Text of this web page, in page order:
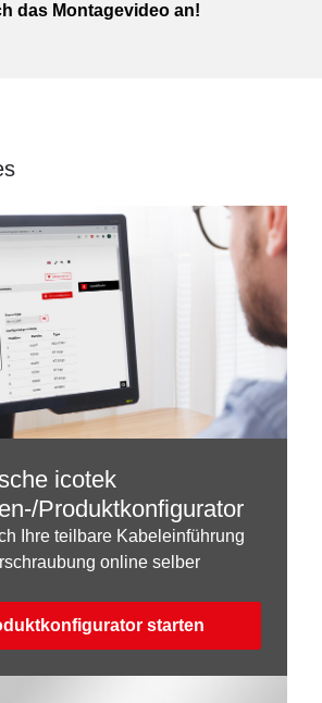
das Montagevideo an!
icotek
Produktkonfigurator
Ihre teilbare Kabeleinführung
online selber
starten